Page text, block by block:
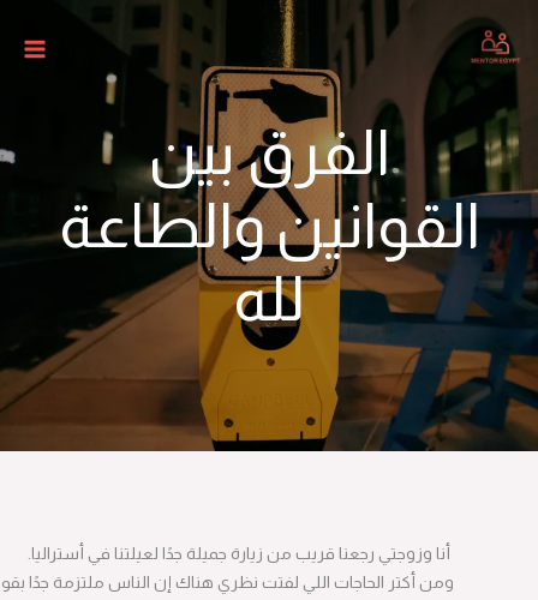
الفرق بين
والطاعة
لله
أنا وزوجتي رجعنا قريب من زيارة جميلة جدًا لعيلتنا في أستراليا.
ومن أكتر الحاجات اللي لفتت نظري هناك إن الناس ملتزمة جدًا بقوانين